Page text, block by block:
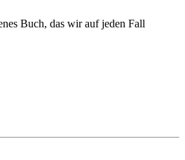
Buch, das wir auf jeden Fall